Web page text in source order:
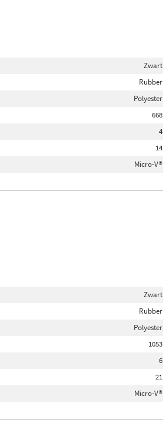
Zwart
Rubber
Polyester
668
4
14
Micro-V®
Zwart
Rubber
Polyester
1053
6
21
Micro-V®